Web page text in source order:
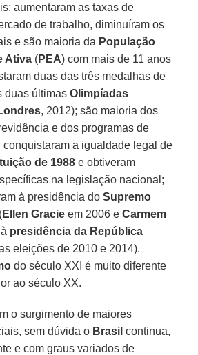
aumentaram as taxas de
de trabalho, diminuíram os
e são maioria da População
Ativa (PEA) com mais de 11 anos
duas das três medalhas de
duas últimasOlimpíadas
, 2012); são maioria dos
e dos programas de
a igualdade legal de
de 1988 e obtiveram
na legislação nacional;
à presidência doSupremo
(Ellen Gracie em 2006 eCarmem
presidência da República
eleições de 2010 e 2014).
do século XXI é muito diferente
ao século XX.
o surgimento de maiores
sem dúvida o Brasil continua,
e com graus variados de